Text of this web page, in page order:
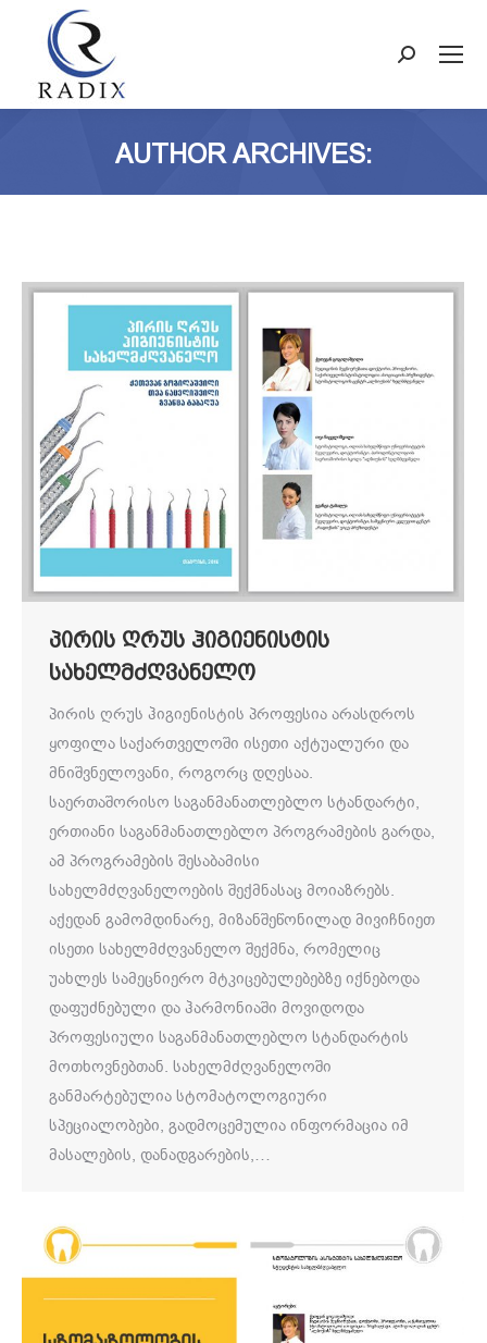
Search:
AUTHOR ARCHIVES:
პირის ღრუს ჰიგიენისტის
სახელმძღვანელო
პირის ღრუს ჰიგიენისტის პროფესია არასდროს
ყოფილა საქართველოში ისეთი აქტუალური და
მნიშვნელოვანი, როგორც დღესაა.
საერთაშორისო საგანმანათლებლო სტანდარტი,
ერთიანი საგანმანათლებლო პროგრამების გარდა,
ამ პროგრამების შესაბამისი
სახელმძღვანელოების შექმნასაც მოიაზრებს.
აქედან გამომდინარე, მიზანშეწონილად მივიჩნიეთ
ისეთი სახელმძღვანელო შექმნა, რომელიც
უახლეს სამეცნიერო მტკიცებულებებზე იქნებოდა
დაფუძნებული და ჰარმონიაში მოვიდოდა
პროფესიული საგანმანათლებლო სტანდარტის
მოთხოვნებთან. სახელმძღვანელოში
განმარტებულია სტომატოლოგიური
სპეციალობები, გადმოცემულია ინფორმაცია იმ
მასალების, დანადგარების,…